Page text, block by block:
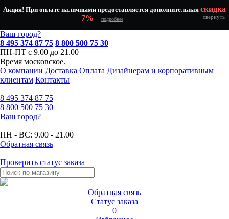
Акция! При оплате наличными предоставляется дополнительная скидка
7%
подробнее свернуть
Ваш город?
8 495 374 87 75 8 800 500 75 30
ПН-ПТ с 9.00 до 21.00
Время московское.
О компании Доставка Оплата Дизайнерам и корпоративным
клиентам Контакты
8 495 374 87 75
8 800 500 75 30
Ваш город?
ПН - ВС: 9.00 - 21.00
Обратная связь
Проверить статус заказа
Обратная связь
Статус заказа
0